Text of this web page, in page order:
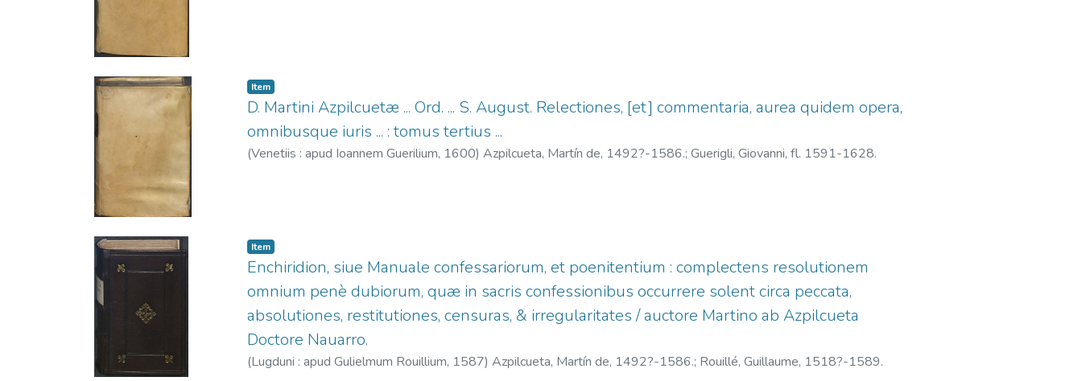
Item
D. Martini Azpilcuetæ ... Ord. ... S. August. Relectiones, [et] commentaria, aurea quidem opera,
omnibusque iuris ... : tomus tertius ...
(Venetiis : apud Ioannem Guerilium, 1600) Azpilcueta, Martín de, 1492?-1586.; Guerigli, Giovanni, fl. 1591-1628.
Item
Enchiridion, siue Manuale confessariorum, et poenitentium : complectens resolutionem
omnium penè dubiorum, quæ in sacris confessionibus occurrere solent circa peccata,
absolutiones, restitutiones, censuras, & irregularitates / auctore Martino ab Azpilcueta
Doctore Nauarro.
(Lugduni : apud Gulielmum Rouillium, 1587) Azpilcueta, Martín de, 1492?-1586.; Rouillé, Guillaume, 1518?-1589.